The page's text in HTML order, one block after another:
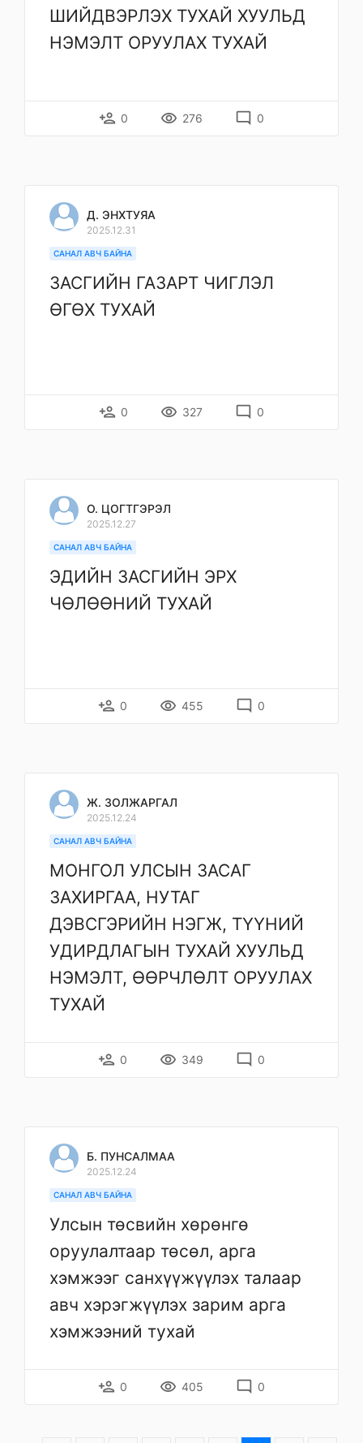
ШИЙДВЭРЛЭХ ТУХАЙ ХУУЛЬД
НЭМЭЛТ ОРУУЛАХ ТУХАЙ
person_add 0 remove_red_eye 276 mode_comment 0
Д. ЭНХТУЯА
2025.12.31
САНАЛ АВЧ БАЙНА
ЗАСГИЙН ГАЗАРТ ЧИГЛЭЛ
ӨГӨХ ТУХАЙ
person_add 0 remove_red_eye 327 mode_comment 0
О. ЦОГТГЭРЭЛ
2025.12.27
САНАЛ АВЧ БАЙНА
ЭДИЙН ЗАСГИЙН ЭРХ
ЧӨЛӨӨНИЙ ТУХАЙ
person_add 0 remove_red_eye 455 mode_comment 0
Ж. ЗОЛЖАРГАЛ
2025.12.24
САНАЛ АВЧ БАЙНА
МОНГОЛ УЛСЫН ЗАСАГ
ЗАХИРГАА, НУТАГ
ДЭВСГЭРИЙН НЭГЖ, ТҮҮНИЙ
УДИРДЛАГЫН ТУХАЙ ХУУЛЬД
НЭМЭЛТ, ӨӨРЧЛӨЛТ ОРУУЛАХ
ТУХАЙ
person_add 0 remove_red_eye 349 mode_comment 0
Б. ПУНСАЛМАА
2025.12.24
САНАЛ АВЧ БАЙНА
Улсын төсвийн хөрөнгө
оруулалтаар төсөл, арга
хэмжээг санхүүжүүлэх талаар
авч хэрэгжүүлэх зарим арга
хэмжээний тухай
person_add 0 remove_red_eye 405 mode_comment 0